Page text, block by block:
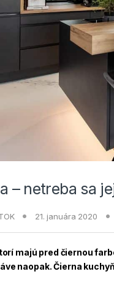
– netreba sa
21. januára 2020
majú pred čiernou
naopak. Čierna